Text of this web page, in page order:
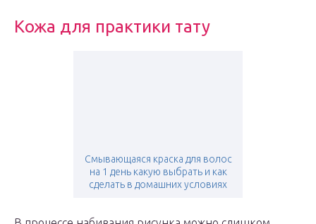
Кожа для практики тату
Смывающаяся краска для волос
на 1 день какую выбрать и как
сделать в домашних условиях